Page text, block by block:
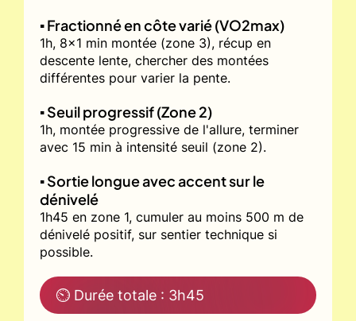
▪️ Fractionné en côte varié (VO2max)
1h, 8x1 min montée (zone 3), récup en
descente lente, chercher des montées
différentes pour varier la pente.
▪️ Seuil progressif (Zone 2)
1h, montée progressive de l'allure, terminer
avec 15 min à intensité seuil (zone 2).
▪️ Sortie longue avec accent sur le
dénivelé
1h45 en zone 1, cumuler au moins 500 m de
dénivelé positif, sur sentier technique si
possible.
⏲ Durée totale : 3h45